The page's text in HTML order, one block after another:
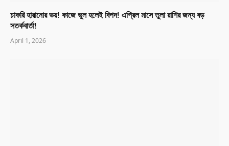
চাকরি হারানোর ভয়! কাজে ভুল হলেই বিপদ! এপ্রিল মাসে তুলা রাশির জন্য বড়
সতর্কবার্তা!
April 1, 2026